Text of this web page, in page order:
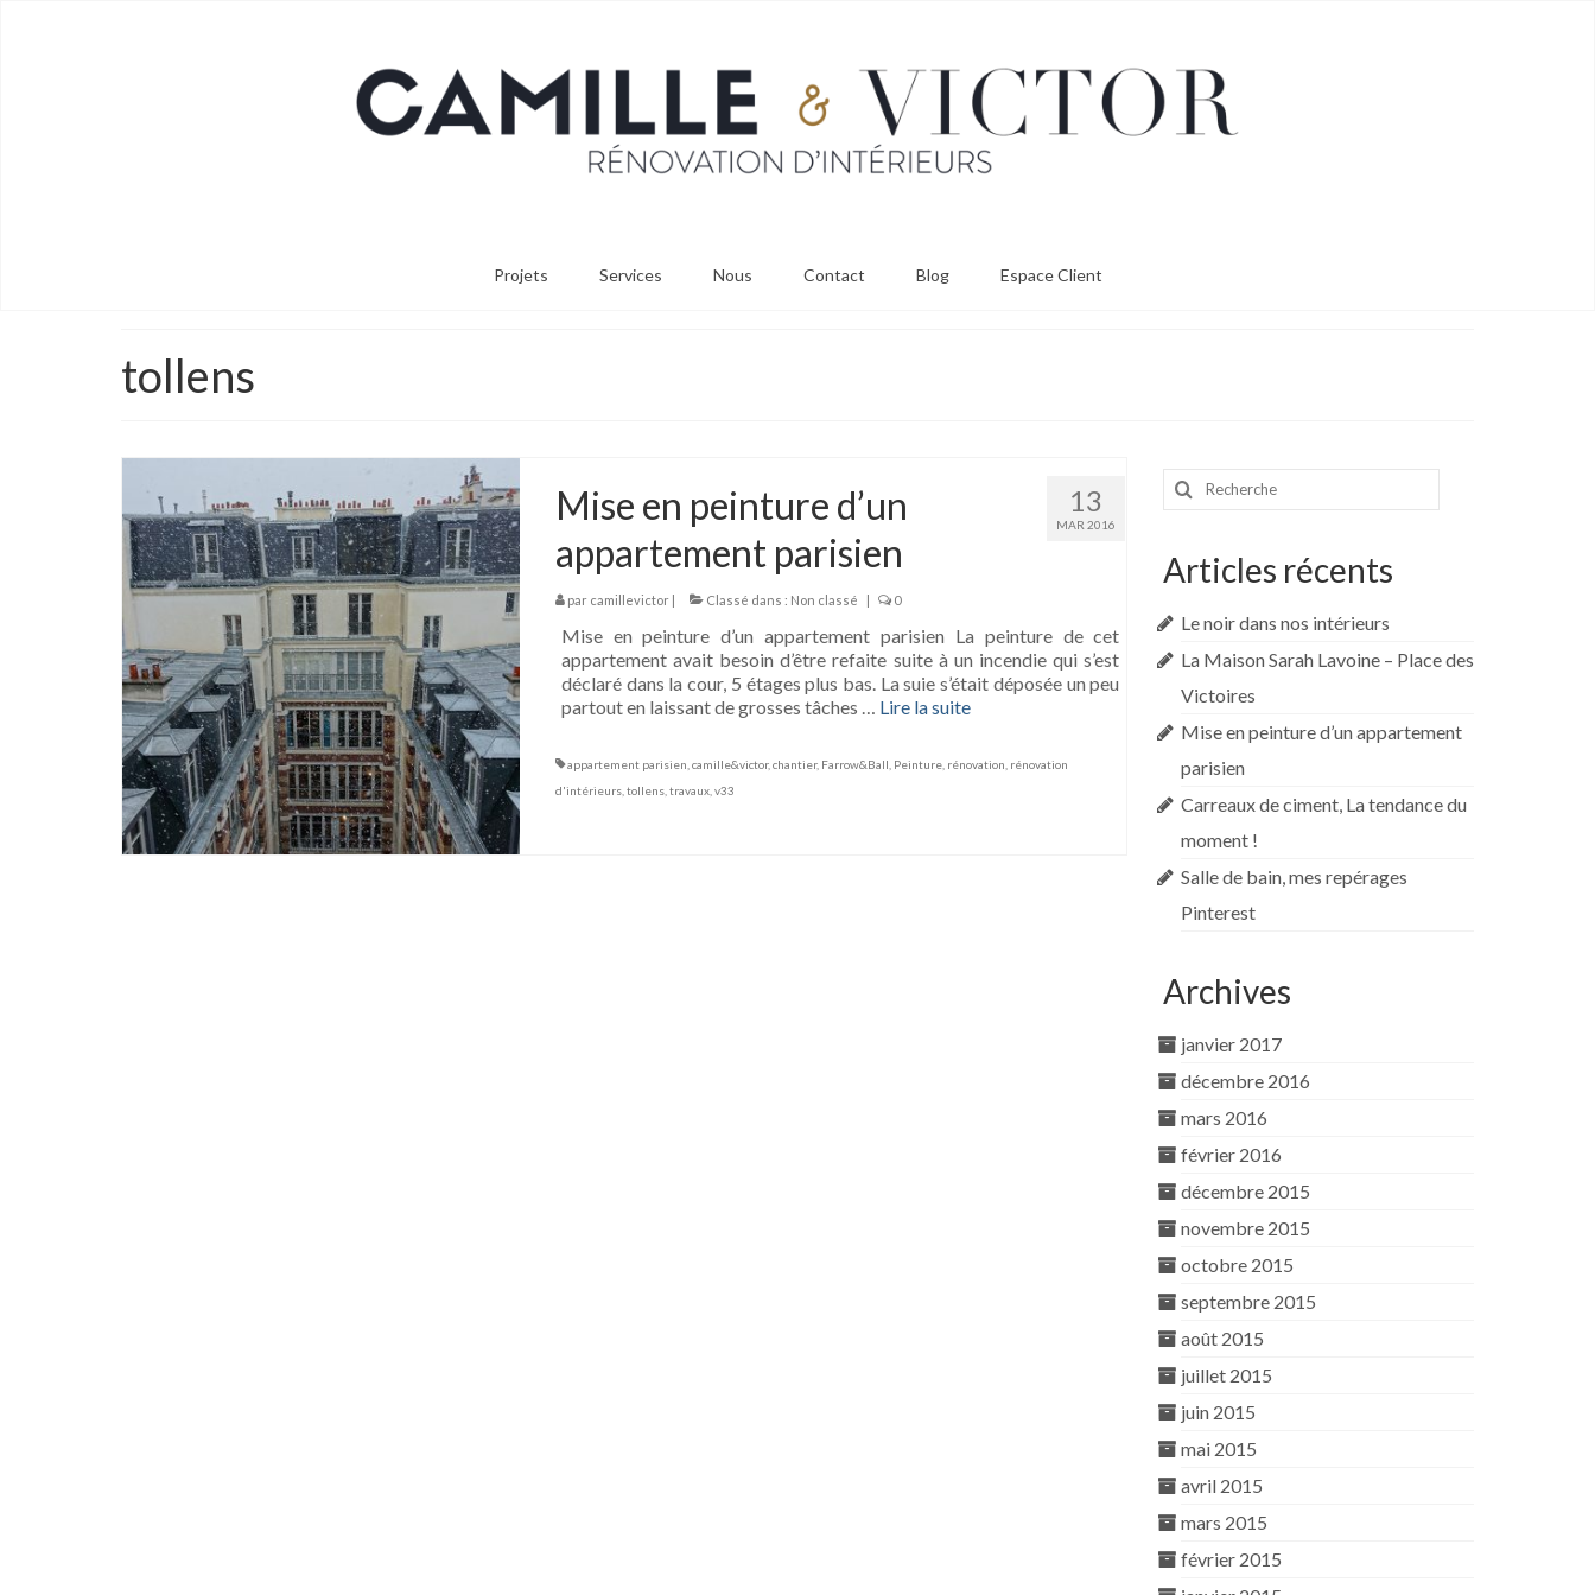
Projets Services Nous Contact Blog Espace Client
tollens
13
MAR 2016
Mise en peinture d’un
appartement parisien
par camillevictor| Classé dans : Non classé | 0
Mise en peinture d’un appartement parisien La peinture de cet
appartement avait besoin d’être refaite suite à un incendie qui s’est
déclaré dans la cour, 5 étages plus bas. La suie s’était déposée un peu
partout en laissant de grosses tâches … Lire la suite­­
appartement parisien camille&victor, chantier, Farrow&Ball Peinture, rénovation rénovation
d'intérieurs, tollens, travaux, v33
Rechercher
Articles récents
Le noir dans nos intérieurs
La Maison Sarah Lavoine – Place des
Victoires
Mise en peinture d’un appartement
parisien
Carreaux de ciment, La tendance du
moment !
Salle de bain, mes repérages
Pinterest
Archives
janvier 2017
décembre 2016
mars 2016
février 2016
décembre 2015
novembre 2015
octobre 2015
septembre 2015
août 2015
juillet 2015
juin 2015
mai 2015
avril 2015
mars 2015
février 2015